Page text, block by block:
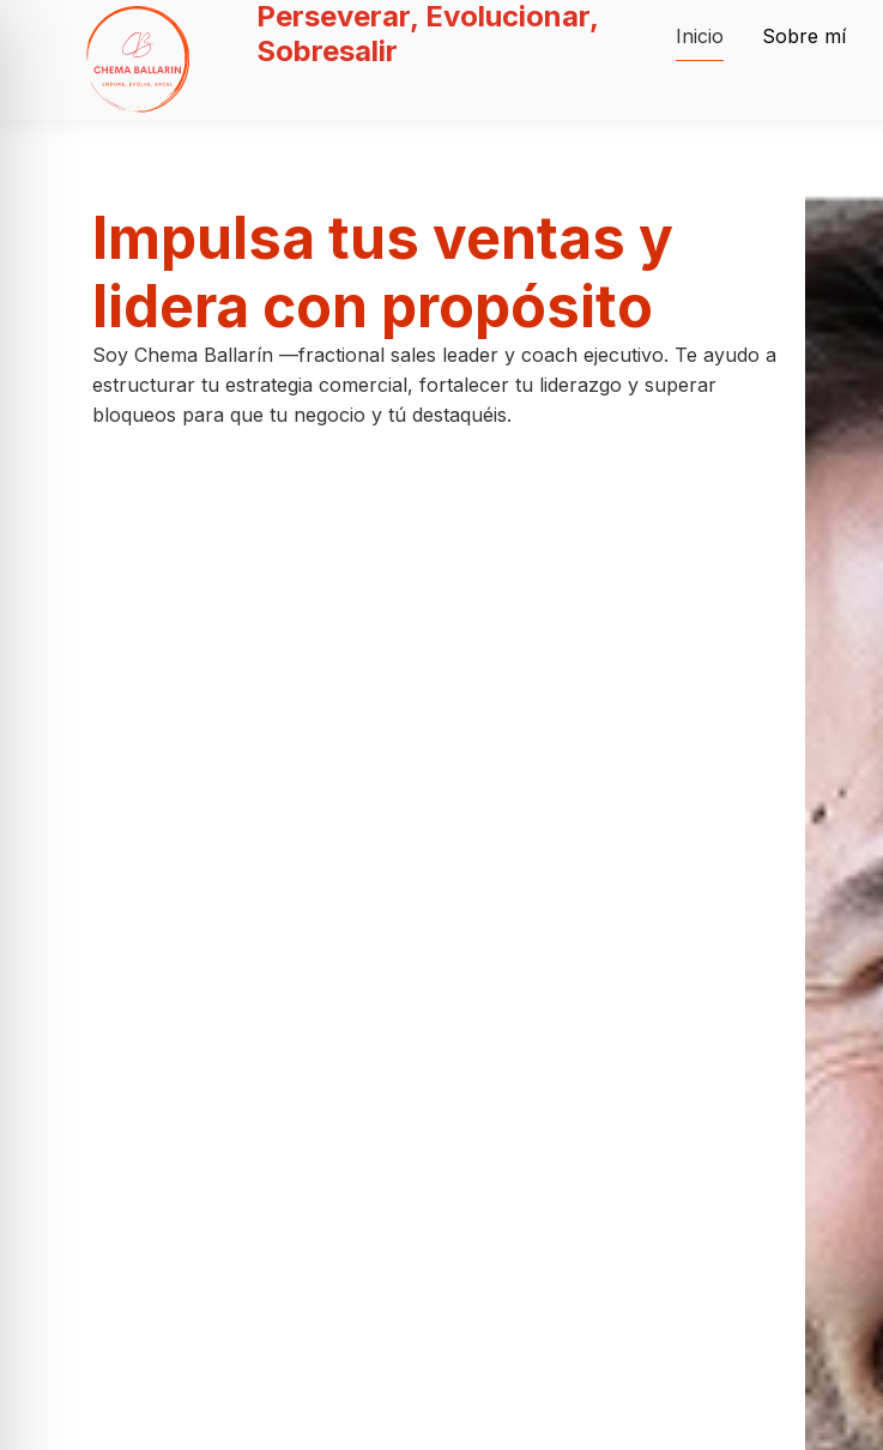
Perseverar, Evolucionar,
Sobresalir
Inicio Sobre mí
Impulsa tus ventas y
lidera con propósito
Soy Chema Ballarín —fractional sales leader y coach ejecutivo. Te ayudo a
estructurar tu estrategia comercial, fortalecer tu liderazgo y superar
bloqueos para que tu negocio y tú destaquéis.